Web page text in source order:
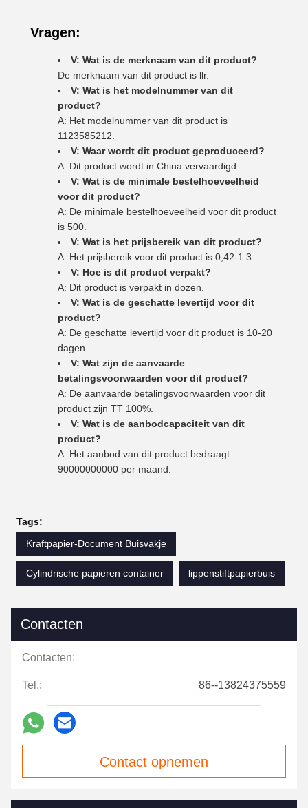
Vragen:
V: Wat is de merknaam van dit product?
De merknaam van dit product is llr.
V: Wat is het modelnummer van dit
product?
A: Het modelnummer van dit product is
1123585212.
V: Waar wordt dit product geproduceerd?
A: Dit product wordt in China vervaardigd.
V: Wat is de minimale bestelhoeveelheid
voor dit product?
A: De minimale bestelhoeveelheid voor dit product
is 500.
V: Wat is het prijsbereik van dit product?
A: Het prijsbereik voor dit product is 0,42-1.3.
V: Hoe is dit product verpakt?
A: Dit product is verpakt in dozen.
V: Wat is de geschatte levertijd voor dit
product?
A: De geschatte levertijd voor dit product is 10-20
dagen.
V: Wat zijn de aanvaarde
betalingsvoorwaarden voor dit product?
A: De aanvaarde betalingsvoorwaarden voor dit
product zijn TT 100%.
V: Wat is de aanbodcapaciteit van dit
product?
A: Het aanbod van dit product bedraagt
90000000000 per maand.
Tags:
Kraftpapier-Document Buisvakje
Cylindrische papieren container lippenstiftpapierbuis
Contacten
Contacten:
Tel.: 86--13824375559
Contact opnemen